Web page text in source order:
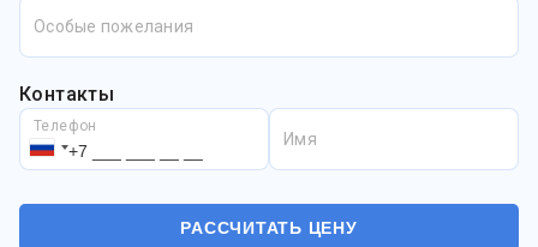
Особые пожелания
Контакты
Телефон
Имя